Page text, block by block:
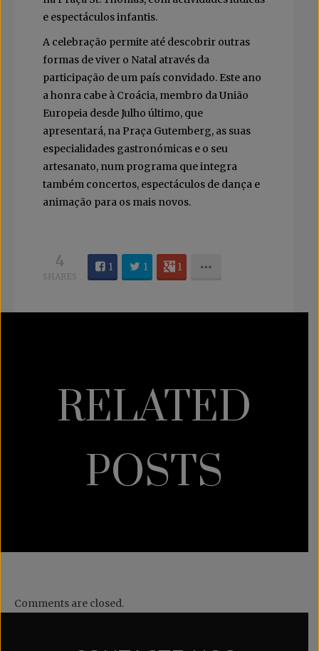
e espectáculos infantis.
A celebração permite até descobrir outras
formas de viver o Natal através da
participação de um país convidado. Este ano
a honra cabe à Croácia, membro da União
Europeia desde Julho último, que
apresentará, na Praça Gutemberg, as suas
especialidades gastronómicas e o seu
artesanato, num programa que integra
também concertos, espectáculos de dança e
animação para os mais novos.
4
SHARES
1 1 1
RELATED
POSTS
Comments are closed.